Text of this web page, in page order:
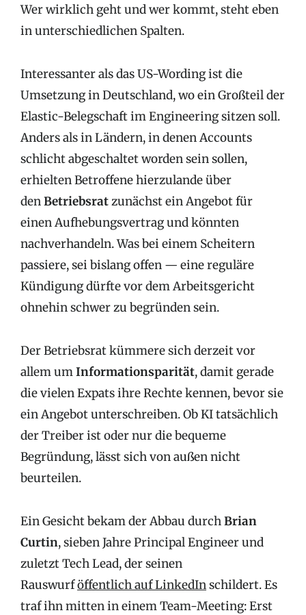
Wer wirklich geht und wer kommt, steht eben
in unterschiedlichen Spalten.
Interessanter als das US-Wording ist die
Umsetzung in Deutschland, wo ein Großteil der
Elastic-Belegschaft im Engineering sitzen soll.
Anders als in Ländern, in denen Accounts
schlicht abgeschaltet worden sein sollen,
erhielten Betroffene hierzulande über
denBetriebsratzunächst ein Angebot für
einen Aufhebungsvertrag und könnten
nachverhandeln. Was bei einem Scheitern
passiere, sei bislang offen — eine reguläre
Kündigung dürfte vor dem Arbeitsgericht
ohnehin schwer zu begründen sein.
Der Betriebsrat kümmere sich derzeit vor
allem umInformationsparität, damit gerade
die vielen Expats ihre Rechte kennen, bevor sie
ein Angebot unterschreiben. Ob KI tatsächlich
der Treiber ist oder nur die bequeme
Begründung, lässt sich von außen nicht
beurteilen.
Ein Gesicht bekam der Abbau durchBrian
Curtin, sieben Jahre Principal Engineer und
zuletzt Tech Lead, der seinen
Rauswurföffentlich auf LinkedInschildert. Es
traf ihn mitten in einem Team-Meeting: Erst